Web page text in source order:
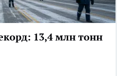
13,4 млн тонн